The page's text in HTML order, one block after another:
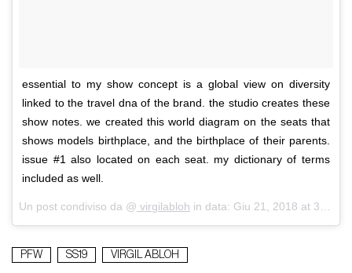
essential to my show concept is a global view on diversity
linked to the travel dna of the brand. the studio creates these
show notes. we created this world diagram on the seats that
shows models birthplace, and the birthplace of their parents.
issue #1 also located on each seat. my dictionary of terms
included as well.
Un post condiviso da @ virgilabloh in data: Giu 21, 2018 at 3:40 PDT
PFW SS19 VIRGIL ABLOH